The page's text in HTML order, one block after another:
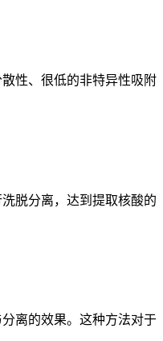
性、很低的非特异性吸附
脱分离，达到提取核酸的
离的效果。这种方法对于